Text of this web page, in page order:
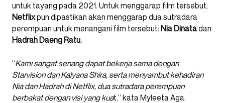
untuk tayang pada 2021. Untuk menggarap film tersebut,
Netflixpun dipastikan akan menggarap dua sutradara
perempuan untuk menangani film tersebut: Nia Dinatadan
Hadrah Daeng Ratu.
“Kami sangat senang dapat bekerja sama dengan
Starvision dan Kalyana Shira, serta menyambut kehadiran
Nia dan Hadrah di Netflix, dua sutradara perempuan
berbakat dengan visi yang kuat,” kata Myleeta Aga,